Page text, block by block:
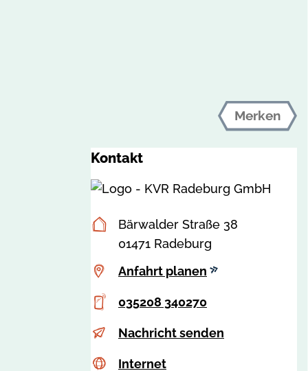
Merken
Kontakt
Postanschrift
Bärwalder Straße 38
01471 Radeburg
Anfahrt
Anfahrt planen
Telefon
035208 340270
E-p
Nachricht senden
Internet
c
Internet